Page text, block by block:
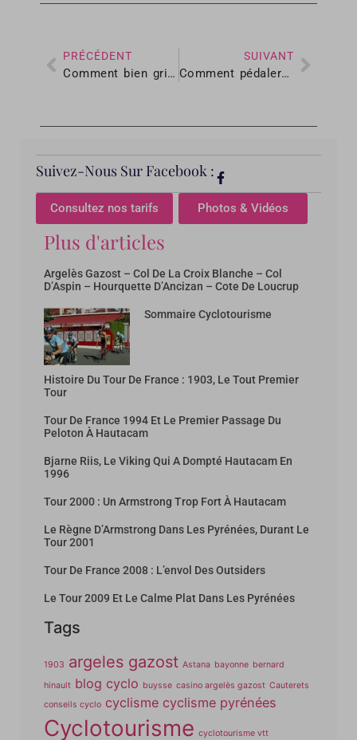
PRÉCÉDENT
Comment bien grimper un col à vélo
SUIVANT
Comment pédaler efficacement
Suivez-Nous Sur Facebook :
Consultez nos tarifs Photos & Vidéos
Plus d'articles
Argelès Gazost – Col De La Croix Blanche – Col
D’Aspin – Hourquette D’Ancizan – Cote De Loucrup
Sommaire Cyclotourisme
Histoire Du Tour De France : 1903, Le Tout Premier
Tour
Tour De France 1994 Et Le Premier Passage Du
Peloton À Hautacam
Bjarne Riis, Le Viking Qui A Dompté Hautacam En
1996
Tour 2000 : Un Armstrong Trop Fort À Hautacam
Le Règne D’Armstrong Dans Les Pyrénées, Durant Le
Tour 2001
Tour De France 2008 : L’envol Des Outsiders
Le Tour 2009 Et Le Calme Plat Dans Les Pyrénées
Tags
1903 argeles gazost Astana bayonne bernard
hinault blog cyclo buysse casino argelès gazost Cauterets
conseils cyclo cyclisme cyclisme pyrénées
Cyclotourisme cyclotourisme vtt